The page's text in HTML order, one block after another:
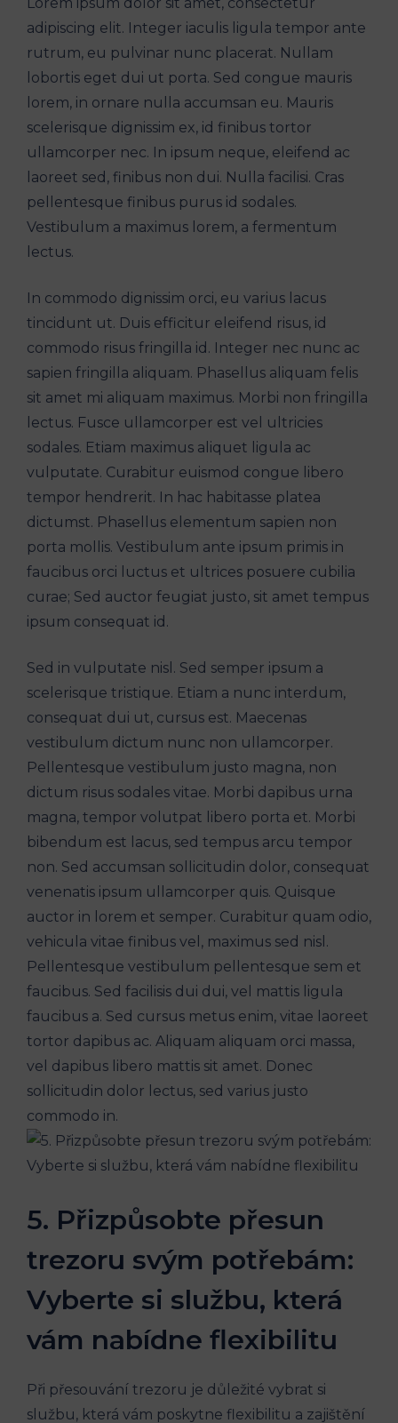
adipiscing elit. Integer iaculis ligula tempor ante
rutrum, eu pulvinar nunc placerat. Nullam
lobortis eget dui ut porta. Sed congue mauris
lorem, in ornare nulla accumsan eu. Mauris
scelerisque dignissim ex, id finibus tortor
ullamcorper nec. In ipsum neque, eleifend ac
laoreet sed, finibus non dui. Nulla facilisi. Cras
pellentesque finibus purus id sodales.
Vestibulum a maximus lorem, a fermentum
lectus.
In commodo dignissim orci, eu varius lacus
tincidunt ut. Duis efficitur eleifend risus, id
commodo risus fringilla id. Integer nec nunc ac
sapien fringilla aliquam. Phasellus aliquam felis
sit amet mi aliquam maximus. Morbi non fringilla
lectus. Fusce ullamcorper est vel ultricies
sodales. Etiam maximus aliquet ligula ac
vulputate. Curabitur euismod congue libero
tempor hendrerit. In hac habitasse platea
dictumst. Phasellus elementum sapien non
porta mollis. Vestibulum ante ipsum primis in
faucibus orci luctus et ultrices posuere cubilia
curae; Sed auctor feugiat justo, sit amet tempus
ipsum consequat id.
Sed in vulputate nisl. Sed semper ipsum a
scelerisque tristique. Etiam a nunc interdum,
consequat dui ut, cursus est. Maecenas
vestibulum dictum nunc non ullamcorper.
Pellentesque vestibulum justo magna, non
dictum risus sodales vitae. Morbi dapibus urna
magna, tempor volutpat libero porta et. Morbi
bibendum est lacus, sed tempus arcu tempor
non. Sed accumsan sollicitudin dolor, consequat
venenatis ipsum ullamcorper quis. Quisque
auctor in lorem et semper. Curabitur quam odio,
vehicula vitae finibus vel, maximus sed nisl.
Pellentesque vestibulum pellentesque sem et
faucibus. Sed facilisis dui dui, vel mattis ligula
faucibus a. Sed cursus metus enim, vitae laoreet
tortor dapibus ac. Aliquam aliquam orci massa,
vel dapibus libero mattis sit amet. Donec
sollicitudin dolor lectus, sed varius justo
commodo in.
5. Přizpůsobte přesun
trezoru svým potřebám:
Vyberte si službu, která
vám nabídne flexibilitu
Při přesouvání trezoru je důležité vybrat si
službu, která vám poskytne flexibilitu a zajištění